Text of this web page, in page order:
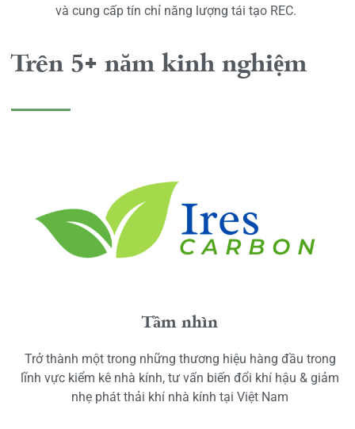
và cung cấp tín chỉ năng lượng tái tạo REC.
Trên 5+ năm kinh nghiệm
Tầm nhìn
Trở thành một trong những thương hiệu hàng đầu trong
lĩnh vực kiểm kê nhà kính, tư vấn biến đổi khí hậu & giảm
nhẹ phát thải khí nhà kính tại Việt Nam